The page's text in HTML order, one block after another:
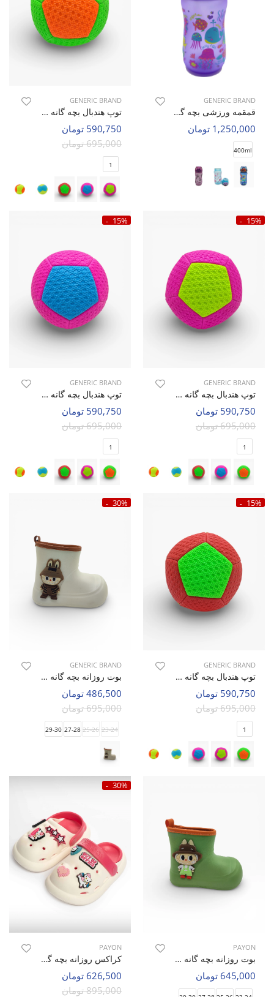
GENERIC BRAND
قمقمه ورزشی بچه گانه بدون برند Animal Sip C
1,250,000 تومان
400ml
GENERIC BRAND
توپ هندبال بچه گانه بدون برند Bubbly C
590,750 تومان
695,000 تومان
1
15%
GENERIC BRAND
توپ هندبال بچه گانه بدون برند Bubbly C
590,750 تومان
695,000 تومان
1
15%
GENERIC BRAND
توپ هندبال بچه گانه بدون برند Bubbly C
590,750 تومان
695,000 تومان
1
15%
GENERIC BRAND
توپ هندبال بچه گانه بدون برند Bubbly C
590,750 تومان
695,000 تومان
1
30%
GENERIC BRAND
بوت روزانه بچه گانه بدون برند Mini Boot C
486,500 تومان
695,000 تومان
23-24
25-26
27-28
29-30
PAYON
بوت روزانه بچه گانه پایون Tiny Boot C
645,000 تومان
30%
PAYON
کراکس روزانه بچه گانه پایون Kiti
626,500 تومان
895,000 تومان